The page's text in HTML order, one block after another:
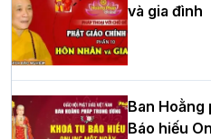
Hòa thượng Thích Quảng
cử Trưởng BTS GHPGVN
Phòng nhiệm kỳ 2026 –
và gia đình
Ban
Báo hiếu